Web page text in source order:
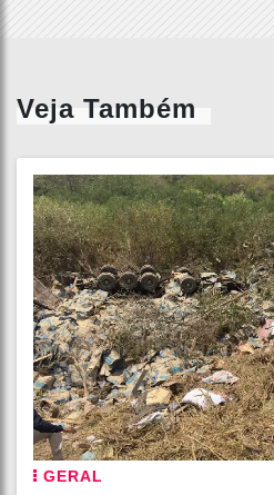
Veja Também
GERAL